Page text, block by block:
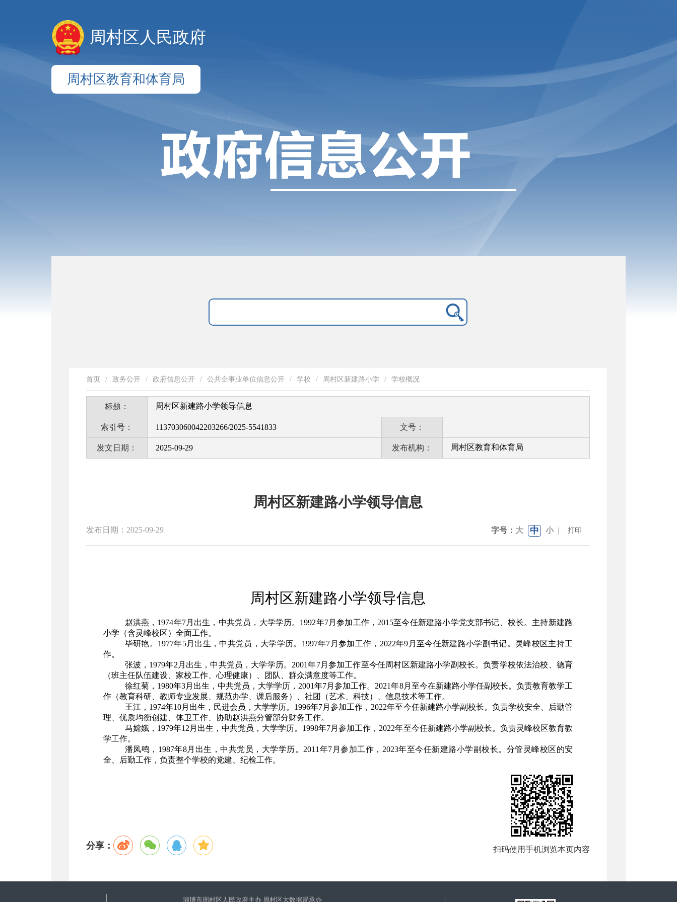
周村区人民政府
周村区教育和体育局
首页 / 政务公开 / 政府信息公开 / 公共企事业单位信息公开 / 学校 / 周村区新建路小学 / 学校概况
标题： 周村区新建路小学领导信息
索引号： 113703060042203266/2025-5541833 文号：
发文日期： 2025-09-29 发布机构： 周村区教育和体育局
周村区新建路小学领导信息
发布日期：2025-09-29 字号： 大 中 小 | 打印
周村区新建路小学领导信息
赵洪燕， 1974年7月出生，中共党员，大学学历。 1992年7月参加工作， 2015至今任新建路小学党支部书记、校长。主持新建路
小学（含灵峰校区）全面工作。
毕研艳。 1977年5月出生，中共党员，大学学历。 1997年7 月参加工作 ，2022年9 月至今任新建路小学副书记。灵峰校区主持工
作。
张波， 1979年2 月出生，中共党员，大学学历。 2001年7月参加工作至今任周村区新建路小学副校长。负责学校依法治校、德育
（班主任队伍建设、家校工作、心理健康）、团队、群众满意度等工作。
徐红菊， 1980年3月出生，中共党员，大学学历， 2001年7月参加工作。 2021年8月至今在新建路小学任副校长。负责教育教学工
作（教育科研、教师专业发展、规范办学、课后服务）、社团（艺术、科技）、信息技术等工作。
王江， 1974年10月出生，民进会员，大学学历。 1996年7月参加工作， 2022年至今任新建路小学副校长。负责学校安全、后勤管
理、优质均衡创建、体卫工作、协助赵洪燕分管部分财务工作。
马嫦娥， 1979年12 月出生，中共党员，大学学历。 1998年7月参加工作， 2022年至今任新建路小学副校长。负责灵峰校区教育教
学工作。
潘凤鸣， 1987年8月出生，中共党员，大学学历。 2011 年7 月参加工作， 2023年至今任新建路小学副校长。分管灵峰校区的安
全、后勤工作，负责整个学校的党建、纪检工作。
分享： 扫码使用手机浏览本页内容
淄博市周村区人民政府主办 周村区大数据局承办